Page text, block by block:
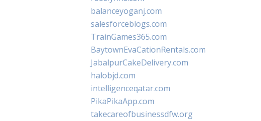
balanceyoganj.com
salesforceblogs.com
TrainGames365.com
BaytownEvaCationRentals.com
JabalpurCakeDelivery.com
halobjd.com
intelligenceqatar.com
PikaPikaApp.com
takecareofbusinessdfw.org